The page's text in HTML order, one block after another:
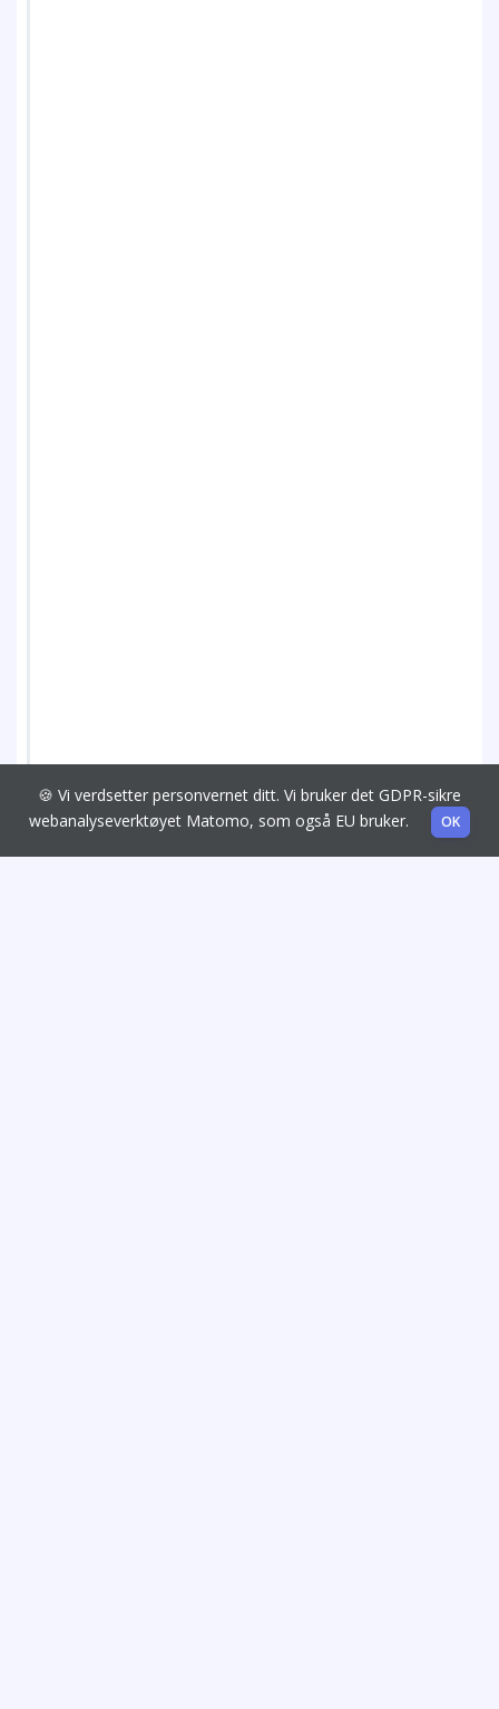
🍪 Vi verdsetter personvernet ditt. Vi bruker det GDPR-sikre
webanalyseverktøyet Matomo, som også EU bruker.
OK